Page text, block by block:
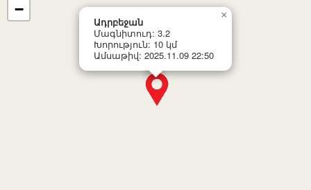
Ադրբեջան
Մագնիտուդ: 3.2
Խորություն: 10 կմ
Ամսաթիվ: 2025.11.09 22:50
×
−